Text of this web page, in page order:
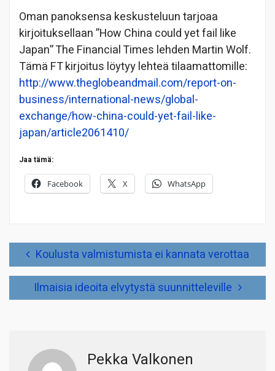
Oman panoksensa keskusteluun tarjoaa
kirjoituksellaan ”How China could yet fail like
Japan” The Financial Times lehden Martin Wolf.
Tämä FT kirjoitus löytyy lehteä tilaamattomille:
http://www.theglobeandmail.com/report-on-
business/international-news/global-
exchange/how-china-could-yet-fail-like-
japan/article2061410/
Jaa tämä:
Facebook X WhatsApp
ArtikkelienKoulusta valmistumista ei kannata verottaa
Ilmaisia ideoita elvytystä suunnitteleville
Pekka Valkonen